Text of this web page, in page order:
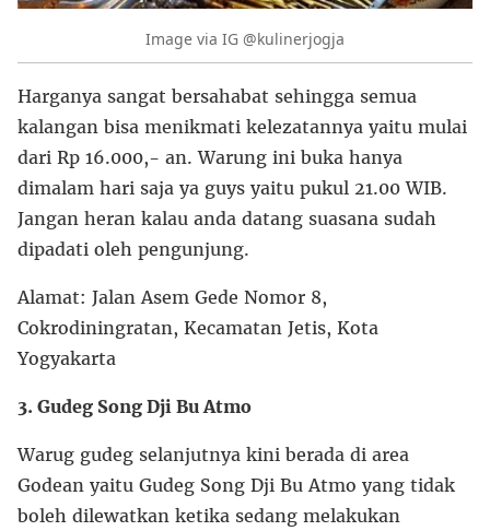
Image via IG @kulinerjogja
Harganya sangat bersahabat sehingga semua
kalangan bisa menikmati kelezatannya yaitu mulai
dari Rp 16.000,- an. Warung ini buka hanya
dimalam hari saja ya guys yaitu pukul 21.00 WIB.
Jangan heran kalau anda datang suasana sudah
dipadati oleh pengunjung.
Alamat: Jalan Asem Gede Nomor 8,
Cokrodiningratan, Kecamatan Jetis, Kota
Yogyakarta
3. Gudeg Song Dji Bu Atmo
Warug gudeg selanjutnya kini berada di area
Godean yaitu Gudeg Song Dji Bu Atmo yang tidak
boleh dilewatkan ketika sedang melakukan